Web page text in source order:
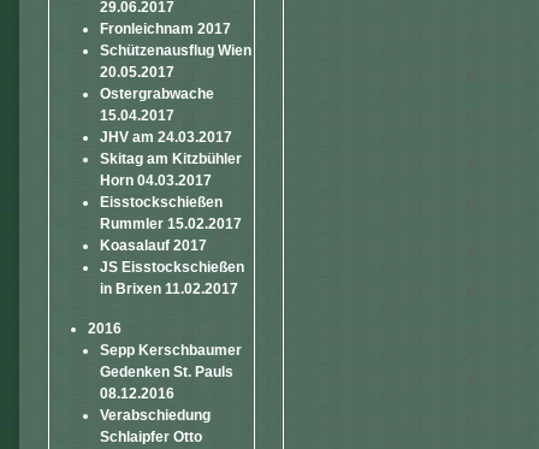
29.06.2017
Fronleichnam 2017
Schützenausflug Wien
20.05.2017
Ostergrabwache
15.04.2017
JHV am 24.03.2017
Skitag am Kitzbühler
Horn 04.03.2017
Eisstockschießen
Rummler 15.02.2017
Koasalauf 2017
JS Eisstockschießen
in Brixen 11.02.2017
2016
Sepp Kerschbaumer
Gedenken St. Pauls
08.12.2016
Verabschiedung
Schlaipfer Otto